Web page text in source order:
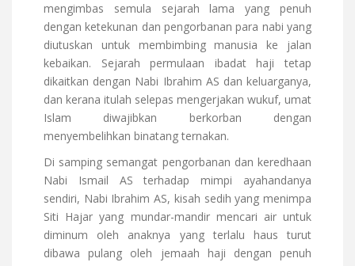
mengimbas semula sejarah lama yang penuh
dengan ketekunan dan pengorbanan para nabi yang
diutuskan untuk membimbing manusia ke jalan
kebaikan. Sejarah permulaan ibadat haji tetap
dikaitkan dengan Nabi Ibrahim AS dan keluarganya,
dan kerana itulah selepas mengerjakan wukuf, umat
Islam diwajibkan berkorban dengan
menyembelihkan binatang ternakan.
Di samping semangat pengorbanan dan keredhaan
Nabi Ismail AS terhadap mimpi ayahandanya
sendiri, Nabi Ibrahim AS, kisah sedih yang menimpa
Siti Hajar yang mundar-mandir mencari air untuk
diminum oleh anaknya yang terlalu haus turut
dibawa pulang oleh jemaah haji dengan penuh